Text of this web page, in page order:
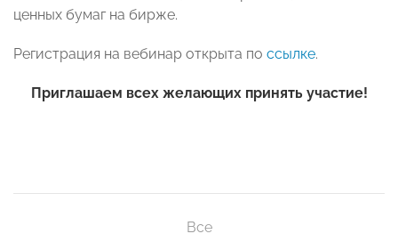
ценных бумаг на бирже.
Регистрация‌ ‌на‌ ‌вебинар‌ открыта по‌ ‌ ссылке.
Приглашаем всех желающих принять участие!
Все